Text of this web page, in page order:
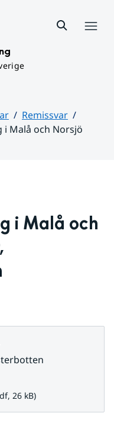
Remissvar
Malå och Norsjö
i Malå och
kB.
26 kB)